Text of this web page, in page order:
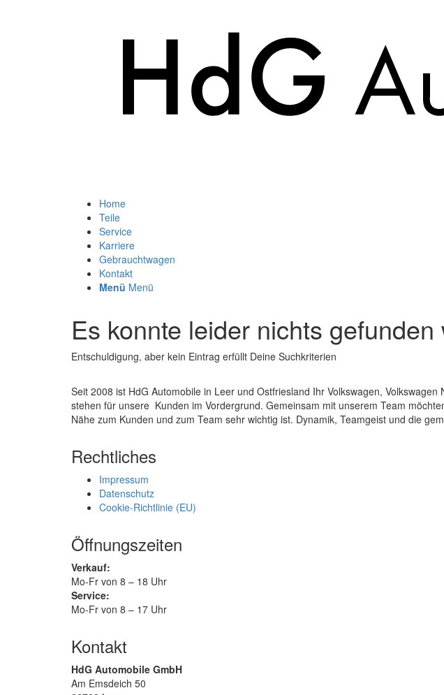
Home
Teile
Service
Karriere
Gebrauchtwagen
Kontakt
Menü Menü
Es konnte leider nichts gefunden
Entschuldigung, aber kein Eintrag erfüllt Deine Suchkriterien
Seit 2008 ist HdG Automobile in Leer und Ostfriesland Ihr Volkswagen,
stehen für unsere Kunden im Vordergrund. Gemeinsam mit unserem Team
Nähe zum Kunden und zum Team sehr wichtig ist. Dynamik, Teamgeist und die
Rechtliches
Impressum
Datenschutz
Cookie-Richtlinie (EU)
Öffnungszeiten
Verkauf:
Mo-Fr von 8 – 18 Uhr
Service:
Mo-Fr von 8 – 17 Uhr
Kontakt
HdG Automobile GmbH
Am Emsdeich 50